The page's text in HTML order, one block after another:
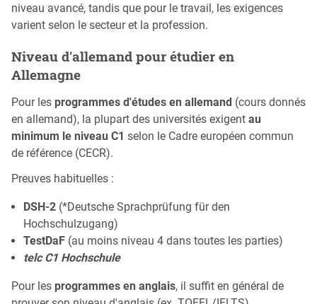
niveau avancé, tandis que pour le travail, les exigences
varient selon le secteur et la profession.
Niveau d'allemand pour étudier en
Allemagne
Pour les programmes d'études en allemand (cours donnés
en allemand), la plupart des universités exigent au
minimum le niveau C1 selon le Cadre européen commun
de référence (CECR).
Preuves habituelles :
DSH-2 (*Deutsche Sprachprüfung für den
Hochschulzugang)
TestDaF (au moins niveau 4 dans toutes les parties)
telc C1 Hochschule
Pour les programmes en anglais, il suffit en général de